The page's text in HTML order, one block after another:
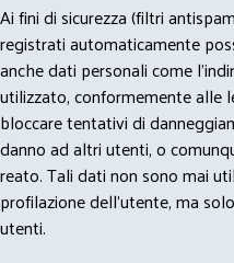
Ai fini di sicurezza (filtri
registrati automaticamente
anche dati personali come
utilizzato, conformemente alle
bloccare tentativi di
danno ad altri utenti, o
reato. Tali dati non sono mai
profilazione dell'utente, ma
utenti.